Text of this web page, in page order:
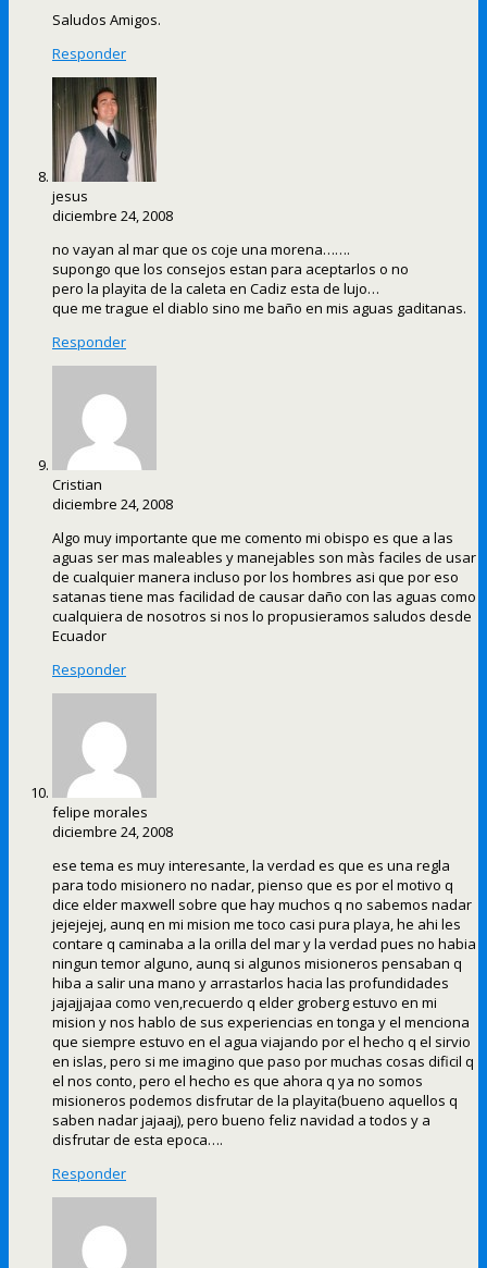
Saludos Amigos.
Responder
jesus
diciembre 24, 2008
no vayan al mar que os coje una morena…….
supongo que los consejos estan para aceptarlos o no
pero la playita de la caleta en Cadiz esta de lujo…
que me trague el diablo sino me baño en mis aguas gaditanas.
Responder
Cristian
diciembre 24, 2008
Algo muy importante que me comento mi obispo es que a las
aguas ser mas maleables y manejables son màs faciles de usar
de cualquier manera incluso por los hombres asi que por eso
satanas tiene mas facilidad de causar daño con las aguas como
cualquiera de nosotros si nos lo propusieramos saludos desde
Ecuador
Responder
felipe morales
diciembre 24, 2008
ese tema es muy interesante, la verdad es que es una regla
para todo misionero no nadar, pienso que es por el motivo q
dice elder maxwell sobre que hay muchos q no sabemos nadar
jejejejej, aunq en mi mision me toco casi pura playa, he ahi les
contare q caminaba a la orilla del mar y la verdad pues no habia
ningun temor alguno, aunq si algunos misioneros pensaban q
hiba a salir una mano y arrastarlos hacia las profundidades
jajajjajaa como ven,recuerdo q elder groberg estuvo en mi
mision y nos hablo de sus experiencias en tonga y el menciona
que siempre estuvo en el agua viajando por el hecho q el sirvio
en islas, pero si me imagino que paso por muchas cosas dificil q
el nos conto, pero el hecho es que ahora q ya no somos
misioneros podemos disfrutar de la playita(bueno aquellos q
saben nadar jajaaj), pero bueno feliz navidad a todos y a
disfrutar de esta epoca….
Responder